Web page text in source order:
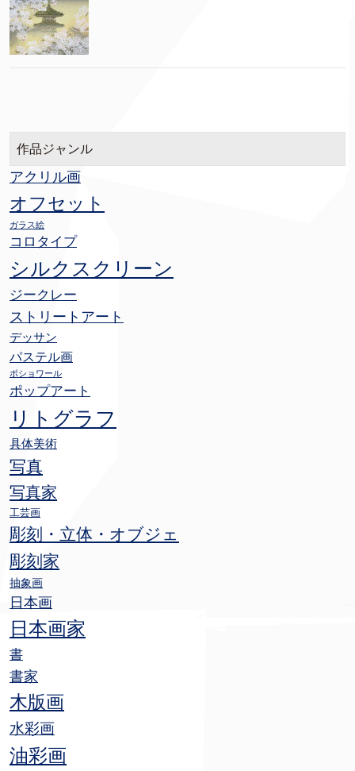
作品ジャンル
アクリル画
オフセット
ガラス絵
コロタイプ
シルクスクリーン
ジークレー
ストリートアート
デッサン
パステル画
ポショワール
ポップアート
リトグラフ
具体美術
写真
写真家
工芸画
彫刻・立体・オブジェ
彫刻家
抽象画
日本画
日本画家
書
書家
木版画
水彩画
油彩画